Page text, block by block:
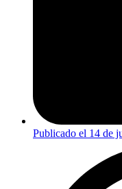
Publicado el 14 de